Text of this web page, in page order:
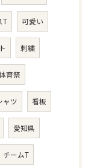
T 可愛い
刺繍
育祭
ツ 看板
愛知県
チームT